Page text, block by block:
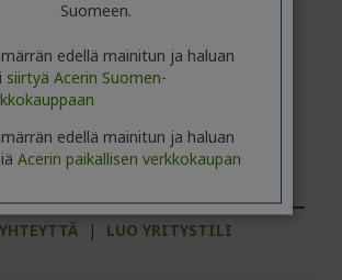
Tutustu parhaimpiin
| LUO YRITYSTILI
Suomeen.
edellä mainitun ja haluan
siirtyä Acerin Suomen-
edellä mainitun ja haluan
Acerin paikallisen verkkokaupan